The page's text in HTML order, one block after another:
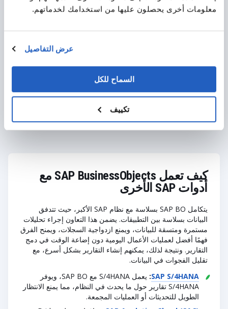
معلومات أخرى يحصلون عليها من استخدامك لخدماتهم.
عرض التفاصيل
السماح للكل
تكييف
كيف تعمل SAP BusinessObjects مع
أدوات SAP الأخرى
يتكامل SAP BO بسلاسة مع نظام SAP الأكبر، حيث تتدفق
البيانات بسلاسة بين التطبيقات. يضمن هذا التعاون إجراء تحليلات
مستمرة ومتسقة للبيانات، ويمنع ازدواجية السجلات، ويمنح الفرق
فهمًا أفضل لعمليات الأعمال اليومية دون إضاعة الوقت في دمج
التقارير. ونتيجة لذلك، يمكنهم إنشاء التقارير بشكل أسرع، مع
تقليل الفجوات في البيانات.
SAP S/4HANA
:
يعمل S/4HANA مع SAP BO، ويوفر
S/4HANA تقارير حول ما يحدث في النظام، مما يمنع الانتظار
الطويل للتحديثات أو العمليات المجمعة.